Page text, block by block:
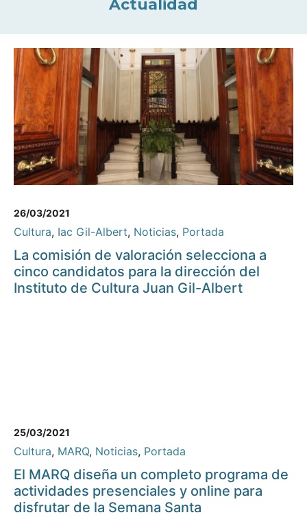
Actualidad
26/03/2021
Cultura, Iac Gil-Albert, Noticias, Portada
La comisión de valoración selecciona a
cinco candidatos para la dirección del
Instituto de Cultura Juan Gil-Albert
25/03/2021
Cultura, MARQ, Noticias, Portada
El MARQ diseña un completo programa de
actividades presenciales y online para
disfrutar de la Semana Santa